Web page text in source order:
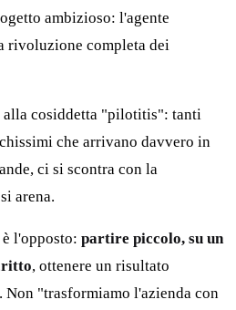
ambizioso: l'agente
rivoluzione completa dei
alla cosiddetta "pilotitis": tanti
che arrivano davvero in
ci si scontra con la
arena.
l'opposto: partire piccolo, su un
, ottenere un risultato
Non "trasformiamo l'azienda con